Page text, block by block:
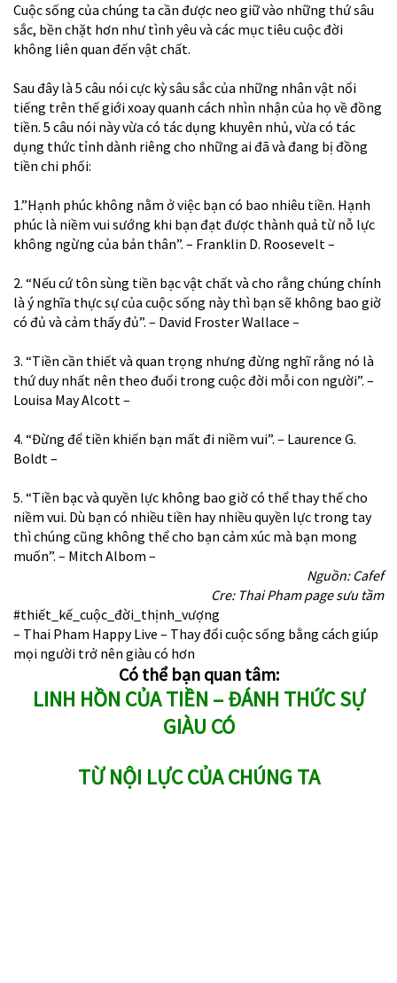
Cuộc sống của chúng ta cần được neo giữ vào những thứ sâu
sắc, bền chặt hơn như tình yêu và các mục tiêu cuộc đời
không liên quan đến vật chất.
Sau đây là 5 câu nói cực kỳ sâu sắc của những nhân vật nổi
tiếng trên thế giới xoay quanh cách nhìn nhận của họ về đồng
tiền. 5 câu nói này vừa có tác dụng khuyên nhủ, vừa có tác
dụng thức tỉnh dành riêng cho những ai đã và đang bị đồng
tiền chi phối:
1.”Hạnh phúc không nằm ở việc bạn có bao nhiêu tiền. Hạnh
phúc là niềm vui sướng khi bạn đạt được thành quả từ nỗ lực
không ngừng của bản thân”. – Franklin D. Roosevelt –
2. “Nếu cứ tôn sùng tiền bạc vật chất và cho rằng chúng chính
là ý nghĩa thực sự của cuộc sống này thì bạn sẽ không bao giờ
có đủ và cảm thấy đủ”. – David Froster Wallace –
3. “Tiền cần thiết và quan trọng nhưng đừng nghĩ rằng nó là
thứ duy nhất nên theo đuổi trong cuộc đời mỗi con người”. –
Louisa May Alcott –
4. “Đừng để tiền khiến bạn mất đi niềm vui”. – Laurence G.
Boldt –
5. “Tiền bạc và quyền lực không bao giờ có thể thay thế cho
niềm vui. Dù bạn có nhiều tiền hay nhiều quyền lực trong tay
thì chúng cũng không thể cho bạn cảm xúc mà bạn mong
muốn”. – Mitch Albom –
Nguồn: Cafef
Cre: Thai Pham page sưu tầm
#thiết_kế_cuộc_đời_thịnh_vượng
– Thai Pham Happy Live – Thay đổi cuộc sống bằng cách giúp
mọi người trở nên giàu có hơn
Có thể bạn quan tâm:
LINH HỒN CỦA TIỀN – ĐÁNH THỨC SỰ
GIÀU CÓ
TỪ NỘI LỰC CỦA CHÚNG TA